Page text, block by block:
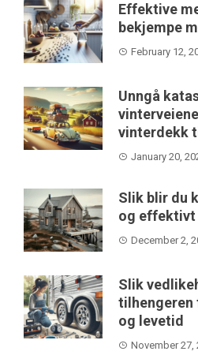
Effektive
bekjempe
February 12,
Unngå
vinterdekk
January 20,
Slik blir du
og effektivt
December 2,
Slik
tilhengeren
og levetid
November 27,